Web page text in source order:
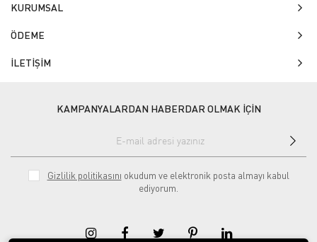
KURUMSAL
ÖDEME
İLETİŞİM
KAMPANYALARDAN HABERDAR OLMAK İÇİN
Gizlilik politikasını okudum ve elektronik posta almayı kabul
ediyorum.